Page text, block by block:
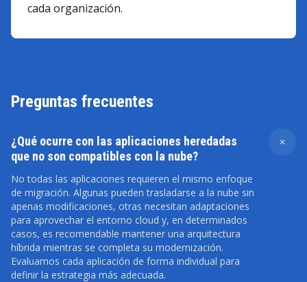
cada organización.
Preguntas frecuentes
¿Qué ocurre con las aplicaciones heredadas
que no son compatibles con la nube?
No todas las aplicaciones requieren el mismo enfoque
de migración. Algunas pueden trasladarse a la nube sin
apenas modificaciones, otras necesitan adaptaciones
para aprovechar el entorno cloud y, en determinados
casos, es recomendable mantener una arquitectura
híbrida mientras se completa su modernización.
Evaluamos cada aplicación de forma individual para
definir la estrategia más adecuada.